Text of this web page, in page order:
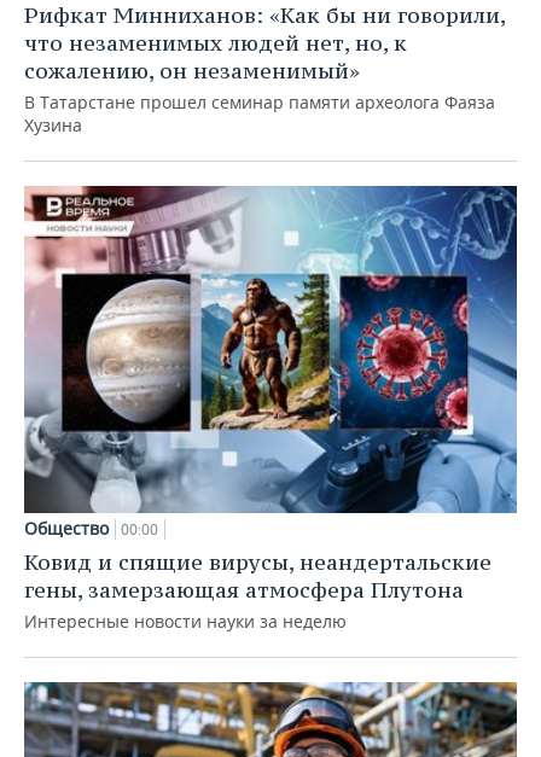
Рифкат Минниханов: «Как бы ни говорили,
что незаменимых людей нет, но, к
сожалению, он незаменимый»
В Татарстане прошел семинар памяти археолога Фаяза
Хузина
Общество 00:00
Ковид и спящие вирусы, неандертальские
гены, замерзающая атмосфера Плутона
Интересные новости науки за неделю